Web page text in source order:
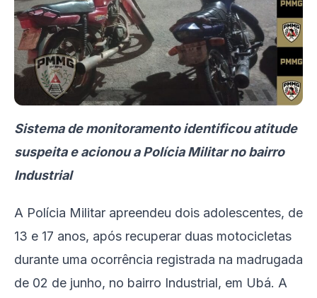
Sistema de monitoramento identificou atitude
suspeita e acionou a Polícia Militar no bairro
Industrial
A Polícia Militar apreendeu dois adolescentes, de
13 e 17 anos, após recuperar duas motocicletas
durante uma ocorrência registrada na madrugada
de 02 de junho, no bairro Industrial, em Ubá. A